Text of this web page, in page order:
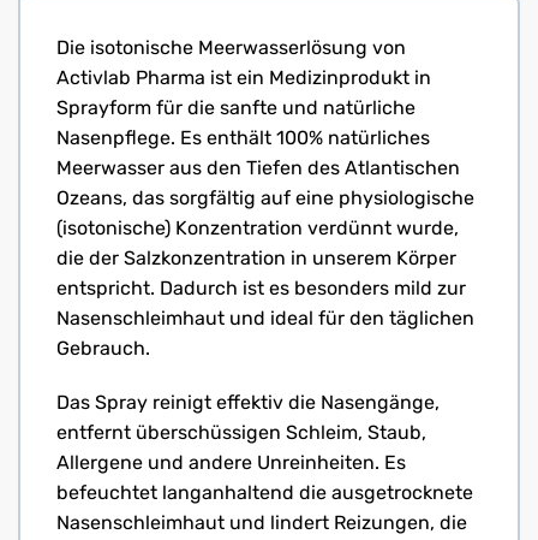
Die isotonische Meerwasserlösung von
Activlab Pharma ist ein Medizinprodukt in
Sprayform für die sanfte und natürliche
Nasenpflege. Es enthält 100% natürliches
Meerwasser aus den Tiefen des Atlantischen
Ozeans, das sorgfältig auf eine physiologische
(isotonische) Konzentration verdünnt wurde,
die der Salzkonzentration in unserem Körper
entspricht. Dadurch ist es besonders mild zur
Nasenschleimhaut und ideal für den täglichen
Gebrauch.
Das Spray reinigt effektiv die Nasengänge,
entfernt überschüssigen Schleim, Staub,
Allergene und andere Unreinheiten. Es
befeuchtet langanhaltend die ausgetrocknete
Nasenschleimhaut und lindert Reizungen, die